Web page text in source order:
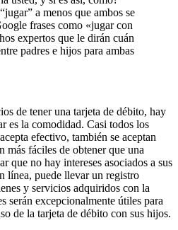
a menos que ambos se
frases como «jugar con
expertos que le dirán cuán
padres e hijos para ambas
de tener una tarjeta de débito, hay
es la comodidad. Casi todos los
efectivo, también se aceptan
más fáciles de obtener que una
que no hay intereses asociados a sus
línea, puede llevar un registro
y servicios adquiridos con la
serán excepcionalmente útiles para
de la tarjeta de débito con sus hijos.